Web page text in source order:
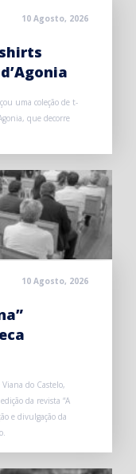
10 Agosto, 2026
uma coleção de t-
que decorre
10 Agosto, 2026
do Castelo,
da revista “A
e divulgação da